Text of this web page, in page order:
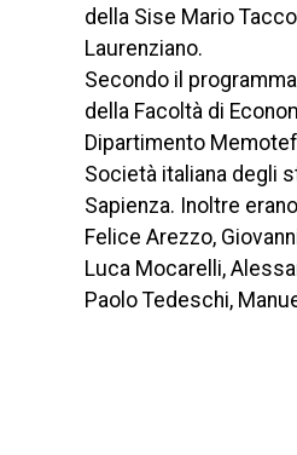
della Sise Mario
Laurenziano.
Secondo il
della Facoltà di
Dipartimento
Società italiana degli
Sapienza. Inoltre
Felice Arezzo,
Luca Mocarelli,
Paolo Tedeschi,